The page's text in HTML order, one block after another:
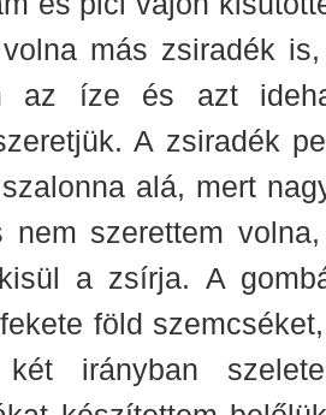
más zsiradék
az íze és azt
A zsiradék
alá, mert
nem szerettem
a zsírja. A
föld
irányban